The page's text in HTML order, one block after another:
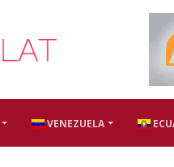
VENEZUELA